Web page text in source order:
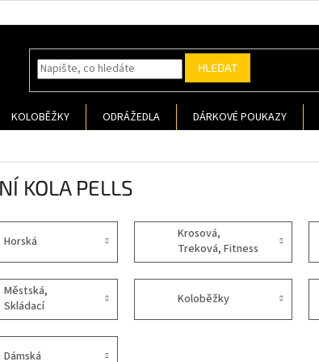
HLEDAT
KOLOBĚŽKY ODRÁŽEDLA DÁRKOVÉ POUKAZY
KOLA PELLS
Horská
Krosová,
Treková, Fitness
Městská,
Skládací
Koloběžky
Dámská